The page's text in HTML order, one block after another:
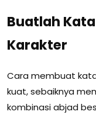
Buatlah
Karakter
Cara membuat
kuat, sebaiknya
kombinasi abjad